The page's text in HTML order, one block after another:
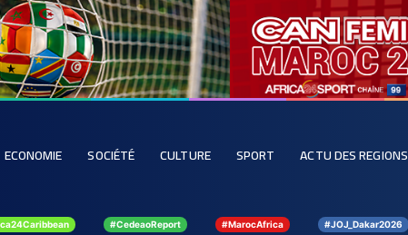
ECONOMIE SOCIÉTÉ CULTURE SPORT ACTU DES REGIONS
#CedeaoReport #MarocAfrica #JOJ_Dakar2026